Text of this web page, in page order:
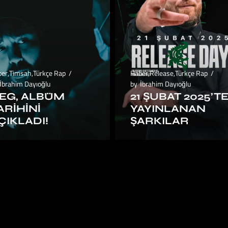
,Timsah,Türkçe Rap
Dayıoğlu
ALBÜM
Haber,Release,Türkçe Rap
by İbrahim Dayıoğlu
21 ŞUBAT 2025’TE
YAYINLANAN
ŞARKILAR